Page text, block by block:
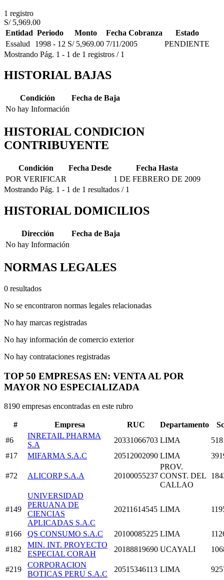
1 registro
S/ 5,969.00
Entidad Periodo Monto Fecha Cobranza
Estado
Essalud
1998 - 12 S/ 5,969.00 7/11/2005
PENDIENTE
Mostrando Pág. 1 - 1 de 1 registros / 1
HISTORIAL BAJAS
Condición
Fecha de Baja
No hay Información
HISTORIAL CONDICION
CONTRIBUYENTE
Condición Fecha Desde
Fecha Hasta
POR VERIFICAR
1 DE FEBRERO DE 2009
Mostrando Pág. 1 - 1 de 1 resultados / 1
HISTORIAL DOMICILIOS
Dirección
Fecha de Baja
No hay Información
NORMAS LEGALES
0 resultados
No se encontraron normas legales relacionadas
No hay marcas registradas
No hay información de comercio exterior
No hay contrataciones registradas
TOP 50 EMPRESAS EN: VENTA AL POR
MAYOR NO ESPECIALIZADA
8190 empresas encontradas en este rubro
# Empresa RUC Departamento
#6
INRETAIL PHARMA
S.A
20331066703 LIMA
#17
MIFARMA S.A.C 20512002090 LIMA
#72 ALICORP S.A.A 20100055237
PROV.
CONST. DEL
CALLAO
#149
UNIVERSIDAD
PERUANA DE
CIENCIAS
APLICADAS S.A.C
20211614545 LIMA
#166 QS CONSUMO S.A.C 20100085225 LIMA
#182
MIN. INT. PROYECTO
ESPECIAL CORAH
20188819690 UCAYALI
#219
CORPORACION
BOTICAS PERU S.A.C
20515346113 LIMA